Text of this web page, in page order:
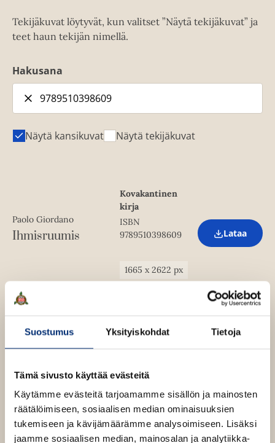
Suostumus Yksityiskohdat Tietoja
Tämä sivusto käyttää evästeitä
Käytämme evästeitä tarjoamamme sisällön ja mainosten
räätälöimiseen, sosiaalisen median ominaisuuksien
tukemiseen ja kävijämäärämme analysoimiseen. Lisäksi
jaamme sosiaalisen median, mainosalan ja analytiikka-
Tekijäkuvat löytyvät, kun valitset ”Näytä tekijäkuvat” ja
teet haun tekijän nimellä.
Hakusana
Näytä kansikuvat Näytä tekijäkuvat
Paolo Giordano
Ihmisruumis
Kovakantinen
kirja
ISBN
9789510398609
1665 x2622 px
O
p
s
i
n
w
Lataa